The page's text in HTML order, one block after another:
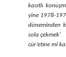
kasıtlı
yine 1978-
döneminden
sola çekmek’
cür’etine mi